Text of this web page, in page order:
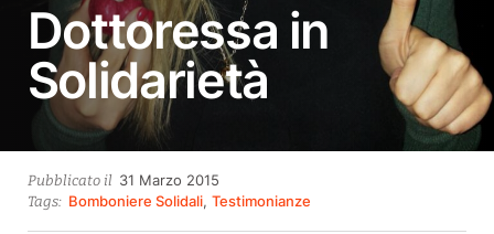
Dottoressa in
Solidarietà
Pubblicato il 31 Marzo 2015
Ottobre
Tags: Bomboniere Solidali,Testimonianze